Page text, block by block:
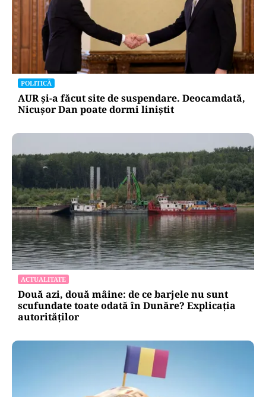
POLITICĂ
AUR și-a făcut site de suspendare. Deocamdată,
Nicușor Dan poate dormi liniștit
ACTUALITATE
Două azi, două mâine: de ce barjele nu sunt
scufundate toate odată în Dunăre? Explicația
autorităților